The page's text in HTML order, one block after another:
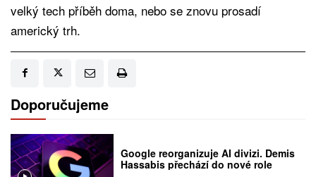
velký tech příběh doma, nebo se znovu prosadí
americký trh.
Doporučujeme
Google reorganizuje AI divizi. Demis
Hassabis přechází do nové role